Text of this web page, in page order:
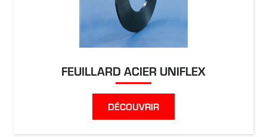
FEUILLARD ACIER UNIFLEX
DÉCOUVRIR